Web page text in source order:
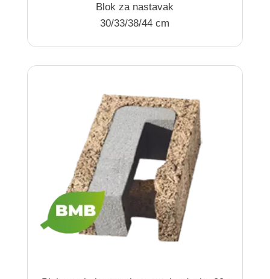
Blok za nastavak
30/33/38/44 cm